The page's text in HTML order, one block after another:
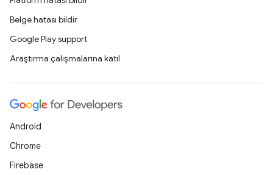
Belge hatası bildir
Google Play support
Araştırma çalışmalarına katıl
Android
Chrome
Firebase